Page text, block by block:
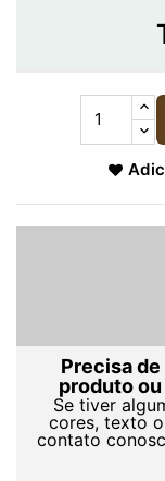
Precisa
produto
Se tiver
cores, texto
contato